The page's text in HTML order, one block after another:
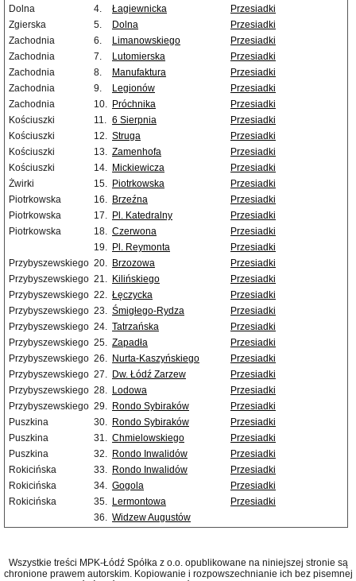
Dolna
4. Łagiewnicka
Przesiadki
Zgierska
5. Dolna
Przesiadki
Zachodnia
6. Limanowskiego
Przesiadki
Zachodnia
7. Lutomierska
Przesiadki
Zachodnia
8. Manufaktura
Przesiadki
Zachodnia
9. Legionów
Przesiadki
Zachodnia
10. Próchnika
Przesiadki
Kościuszki
11. 6 Sierpnia
Przesiadki
Kościuszki
12. Struga
Przesiadki
Kościuszki
13. Zamenhofa
Przesiadki
Kościuszki
14. Mickiewicza
Przesiadki
Żwirki
15. Piotrkowska
Przesiadki
Piotrkowska
16. Brzeźna
Przesiadki
Piotrkowska
17. Pl. Katedralny
Przesiadki
Piotrkowska
18. Czerwona
Przesiadki
19. Pl. Reymonta
Przesiadki
Przybyszewskiego 20. Brzozowa
Przesiadki
Przybyszewskiego 21. Kilińskiego
Przesiadki
Przybyszewskiego 22. Łęczycka
Przesiadki
Przybyszewskiego 23. Śmigłego-Rydza
Przesiadki
Przybyszewskiego 24. Tatrzańska
Przesiadki
Przybyszewskiego 25. Zapadła
Przesiadki
Przybyszewskiego 26. Nurta-Kaszyńskiego
Przesiadki
Przybyszewskiego 27. Dw. Łódź Zarzew
Przesiadki
Przybyszewskiego 28. Lodowa
Przesiadki
Przybyszewskiego 29. Rondo Sybiraków
Przesiadki
Puszkina
30. Rondo Sybiraków
Przesiadki
Puszkina
31. Chmielowskiego
Przesiadki
Puszkina
32. Rondo Inwalidów
Przesiadki
Rokicińska
33. Rondo Inwalidów
Przesiadki
Rokicińska
34. Gogola
Przesiadki
Rokicińska
35. Lermontowa
Przesiadki
36. Widzew Augustów
Wszystkie treści MPK-Łódź Spółka z o.o. opublikowane na niniejszej stronie są
chronione prawem autorskim. Kopiowanie i rozpowszechnianie ich bez pisemnej